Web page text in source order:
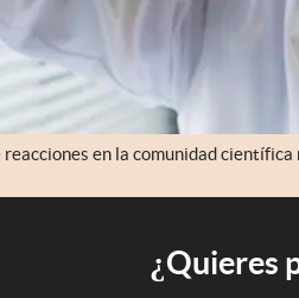
en la comunidad científica
¿Quieres